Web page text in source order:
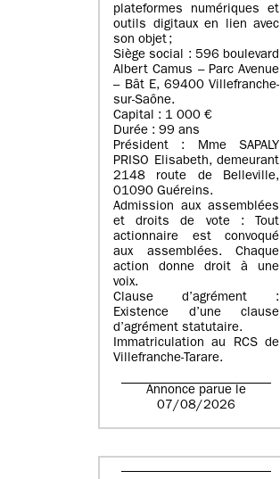
plateformes numériques et
outils digitaux en lien avec
son objet ;
Siège social : 596 boulevard
Albert Camus – Parc Avenue
– Bât E, 69400 Villefranche-
sur-Saône.
Capital : 1 000 €
Durée : 99 ans
Président : Mme SAPALY
PRISO Elisabeth, demeurant
2148 route de Belleville,
01090 Guéreins.
Admission aux assemblées
et droits de vote : Tout
actionnaire est convoqué
aux assemblées. Chaque
action donne droit à une
voix.
Clause d’agrément :
Existence d’une clause
d’agrément statutaire.
Immatriculation au RCS de
Villefranche-Tarare.
Annonce parue le
07/08/2026